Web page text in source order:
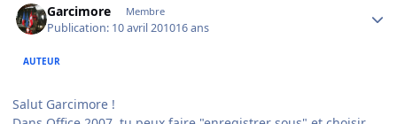
Garcimore Membre
Publication: 10 avril 201016 ans
AUTEUR
Salut Garcimore !